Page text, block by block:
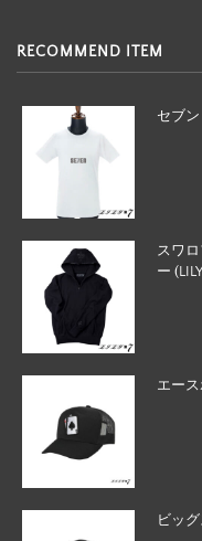
RECOMMEND ITEM
セブン
スワ
ー
エース
ビッ